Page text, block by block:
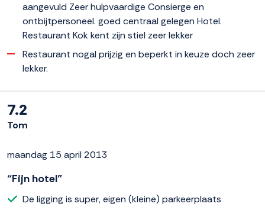
aangevuld Zeer hulpvaardige Consierge en
ontbijtpersoneel. goed centraal gelegen Hotel.
Restaurant Kok kent zijn stiel zeer lekker
Restaurant nogal prijzig en beperkt in keuze doch zeer
lekker.
7.2
Tom
maandag 15 april 2013
“Fijn hotel”
De ligging is super, eigen (kleine) parkeerplaats